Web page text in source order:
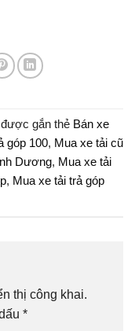
gắn thẻ Bán xe
góp 100, Mua xe tải cũ
Dương, Mua xe tải
, Mua xe tải trả góp
thị công khai.
*